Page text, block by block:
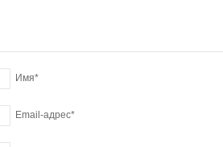
Имя*
Email-адрес*